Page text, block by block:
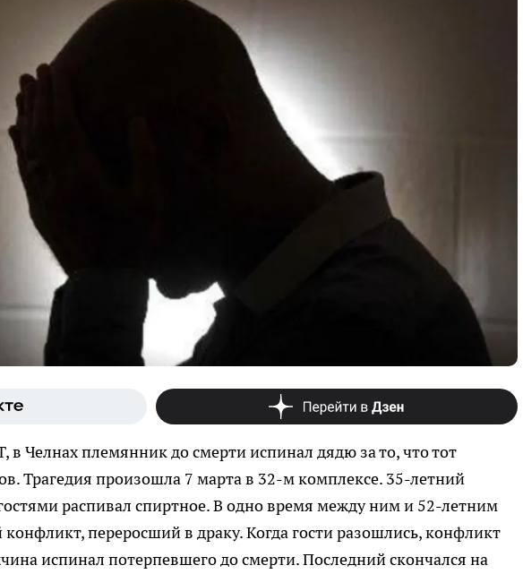
Челнах племянник до смерти испинал дядю за то, что тот
Трагедия произошла 7 марта в 32-м комплексе. 35-летний
распивал спиртное. В одно время между ним и 52-летним
переросший в драку. Когда гости разошлись, конфликт
испинал потерпевшего до смерти. Последний скончался на